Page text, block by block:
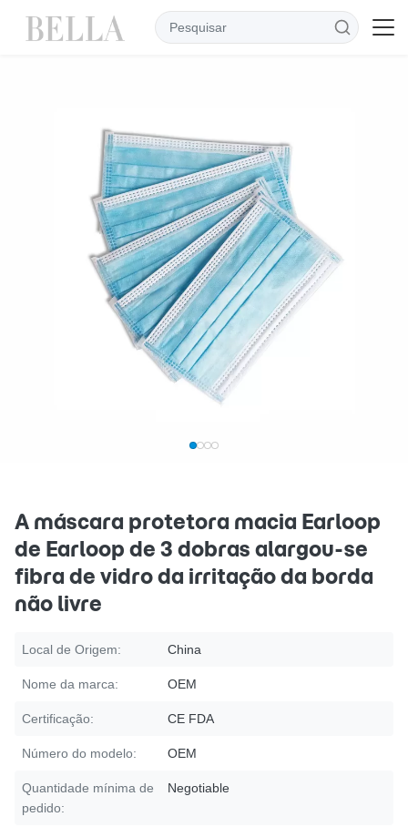
A máscara protetora macia Earloop
de Earloop de 3 dobras alargou-se
fibra de vidro da irritação da borda
não livre
Local de Origem: China
Nome da marca: OEM
Certificação: CE FDA
Número do modelo: OEM
Quantidade mínima de
pedido:
Negotiable